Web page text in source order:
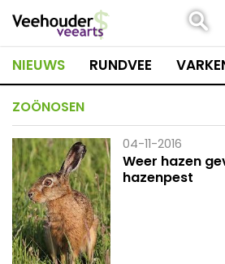
naar
inhoud
NIEUWS RUNDVEE
ZOÖNOSEN
04-11-2016
Weer hazen
hazenpest